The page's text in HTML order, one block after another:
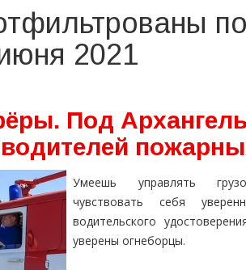
2021
Под
Умеешь управлять
чувствовать себя
водительского
уверены огнеборцы.